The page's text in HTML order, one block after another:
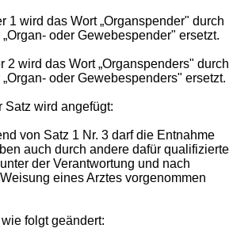
1 wird das Wort „Organspender" durch
oder Gewebespender" ersetzt.
2 wird das Wort „Organspenders" durch
oder Gewebespenders" ersetzt.
Satz wird angefügt:
von Satz 1 Nr. 3 darf die Entnahme
auch durch andere dafür qualifizierte
der Verantwortung und nach
eines Arztes vorgenommen
folgt geändert: